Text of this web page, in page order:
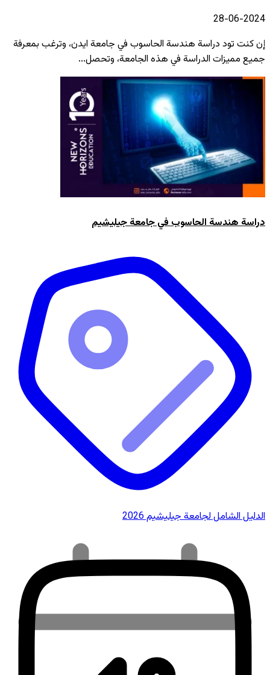
2024-06-28
إن كنت تود دراسة هندسة الحاسوب في جامعة ايدن، وترغب بمعرفة
جميع مميزات الدراسة في هذه الجامعة، وتحصل...
دراسة هندسة الحاسوب في جامعة جيليشيم
الدليل الشامل لجامعة جيليشيم 2026